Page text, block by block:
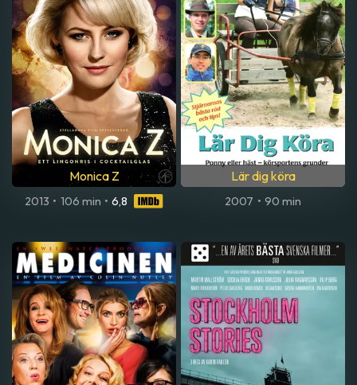
Monica Z
2013 • 106 min • 6,8
Lär dig köra
2007 • 90 min